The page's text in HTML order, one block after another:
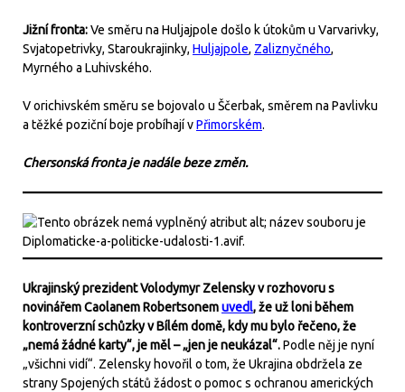
Jižní fronta:Ve směru na Huljajpole došlo k útokům u Varvarivky,
Svjatopetrivky, Staroukrajinky, Huljajpole, Zaliznyčného,
Myrného a Luhivského.
V orichivském směru se bojovalo u Ščerbak, směrem na Pavlivku
a těžké poziční boje probíhají vPřimorském.
Chersonská fronta je nadále beze změn.
Ukrajinský prezident Volodymyr Zelensky v rozhovoru s
novinářem Caolanem Robertsonemuvedl, že už loni během
kontroverzní schůzky v Bílém domě, kdy mu bylo řečeno, že
„nemá žádné karty“, je měl – „jen je neukázal“.Podle něj je nyní
„všichni vidí“. Zelensky hovořil o tom, že Ukrajina obdržela ze
strany Spojených států žádost o pomoc s ochranou amerických